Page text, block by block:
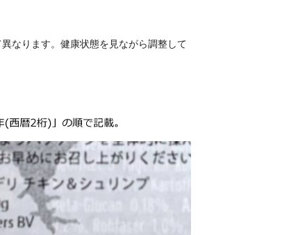
なります。健康状態を見ながら調整して